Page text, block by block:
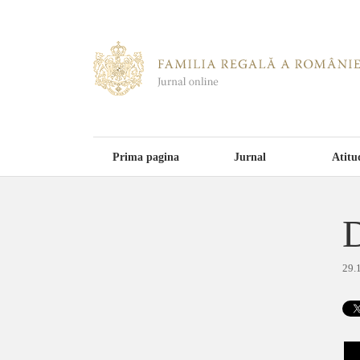
Prima pagina Jurnal